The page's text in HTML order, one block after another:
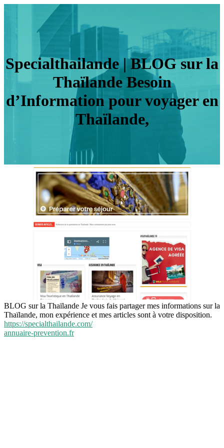
Specialthai­lan­de | BLOG sur la
Thaïlande Besoin
d’Information pour voyager en
Thaïlande,
BLOG sur la Thaïlande Je vous fais partager mes informations sur la
Thaïlande, mon expérience et mes articles sont à votre disposition.
https://specialthailande.com/
annuaire-prevention.fr